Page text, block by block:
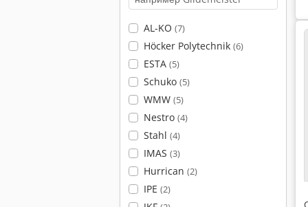
AL-KO (7)
Höcker Polytechnik (6)
ESTA (5)
Schuko (5)
WMW (5)
Nestro (4)
Stahl (4)
IMAS (3)
Hurrican (2)
IPE (2)